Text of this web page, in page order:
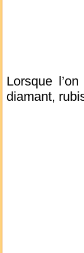
Lorsque
diamant,